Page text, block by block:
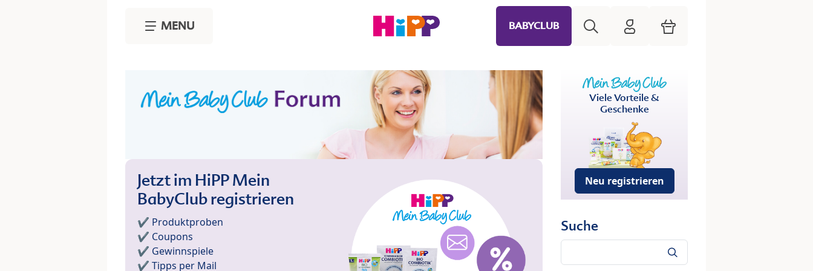
MENU BABYCLUB HiPP Mein Babyclub
Warenkorb
Jetzt im HiPP Mein
BabyClub registrieren
✔️ Produktproben
✔️ Coupons
✔️ Gewinnspiele
✔️ Tipps per Mail
Viele Vorteile &
Geschenke
Neu registrieren
Suche